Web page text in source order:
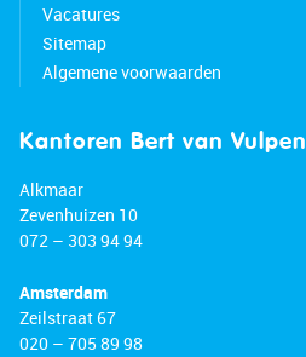
Vacatures
Sitemap
Algemene voorwaarden
Kantoren Bert van Vulpen
Alkmaar
Zevenhuizen 10
072 – 303 94 94
Amsterdam
Zeilstraat 67
020 – 705 89 98